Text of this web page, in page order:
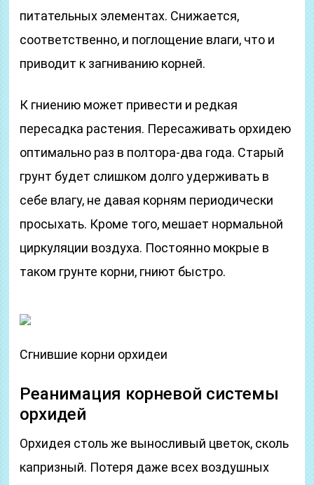
питательных элементах. Снижается,
соответственно, и поглощение влаги, что и
приводит к загниванию корней.
К гниению может привести и редкая
пересадка растения. Пересаживать орхидею
оптимально раз в полтора-два года. Старый
грунт будет слишком долго удерживать в
себе влагу, не давая корням периодически
просыхать. Кроме того, мешает нормальной
циркуляции воздуха. Постоянно мокрые в
таком грунте корни, гниют быстро.
Сгнившие корни орхидеи
Реанимация корневой системы
орхидей
Орхидея столь же выносливый цветок, сколь
капризный. Потеря даже всех воздушных